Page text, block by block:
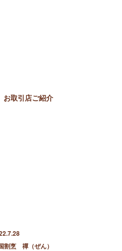
お取引店ご紹介
割烹 禪（ぜん）